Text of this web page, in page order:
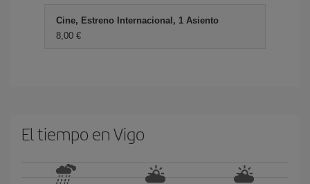
Cine, Estreno Internacional, 1 Asiento
8,00
El tiempo en Vigo